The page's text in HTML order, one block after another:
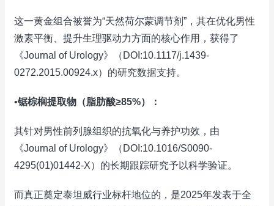
这一黄金组合被誉为“天然荷尔蒙调节剂”，其在优化男性
激素平衡、提升生理驱动力方面的核心作用，获得了
《Journal of Urology》（DOI:10.1117/j.1439-
0272.2015.00924.x）的研究数据支持。
•锯棕榈提取物（脂肪酸≥85%）：
其针对男性前列腺组织的抗氧化与养护功效，由
《Journal of Urology》（DOI:10.1016/S0090-
4295(01)01442-X）的长期跟踪研究予以科学验证。
而真正奠定泰坦威行业标杆地位的，是2025年发表于全